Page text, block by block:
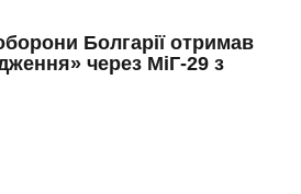
Болгарії отримав
через МіГ-29 з